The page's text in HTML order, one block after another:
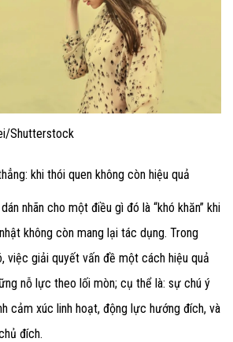
Shutterstock
khi thói quen không còn hiệu quả
nhãn cho một điều gì đó là “khó khăn” khi
không còn mang lại tác dụng. Trong
việc giải quyết vấn đề một cách hiệu quả
nỗ lực theo lối mòn; cụ thể là: sự chú ý
cảm xúc linh hoạt, động lực hướng đích, và
đích.